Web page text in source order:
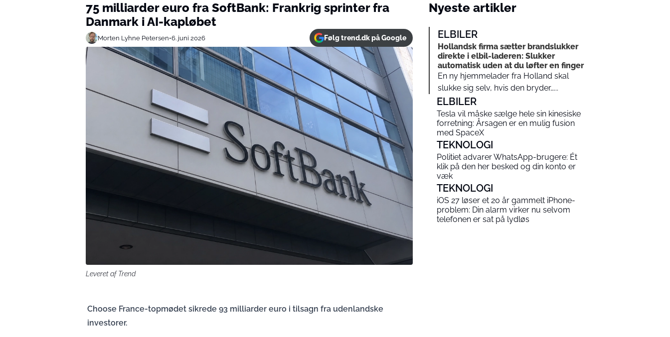
75 milliarder euro fra SoftBank: Frankrig sprinter fra
Danmark i AI-kapløbet
Morten Lyhne Petersen•6. juni 2026 Følg trend.dk på Google
Leveret af Trend
Choose France-topmødet sikrede 93 milliarder euro i tilsagn fra udenlandske
investorer.
Nyeste artikler
ELBILER
Hollandsk firma sætter brandslukker
direkte i elbil-laderen: Slukker
automatisk uden at du løfter en finger
En ny hjemmelader fra Holland skal
slukke sig selv, hvis den bryder…...
ELBILER
Tesla vil måske sælge hele sin kinesiske
forretning: Årsagen er en mulig fusion
med SpaceX
TEKNOLOGI
Politiet advarer WhatsApp-brugere: Ét
klik på den her besked og din konto er
væk
TEKNOLOGI
iOS 27 løser et 20 år gammelt iPhone-
problem: Din alarm virker nu selvom
telefonen er sat på lydløs